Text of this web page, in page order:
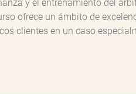
y el entrenamiento del
ofrece un ámbito de
clientes en un caso